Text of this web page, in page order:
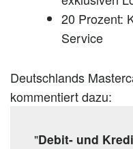
20 Prozent:
Service
Deutschlands
kommentiert dazu:
"Debit- und